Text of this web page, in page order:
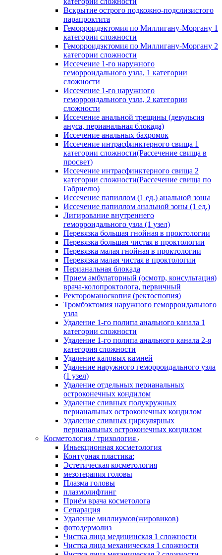
Вскрытие острого подкожно-подслизистого
парапроктита
Геморроидэктомия по Миллигану-Моргану 1
категории сложности
Геморроидэктомия по Миллигану-Моргану 2
категории сложности
Иссечение 1-го наружного
геморроидального узла, 1 категории
сложности
Иссечение 1-го наружного
геморроидального узла, 2 категории
сложности
Иссечение анальной трещины (девульсия
ануса, перианальная блокада)
Иссечение анальных бахромок
Иссечение интрасфинктерного свища 1
категории сложности(Рассечение свища в
просвет)
Иссечение интрасфинктерного свища 2
категории сложности(Рассечение свища по
Габриелю)
Иссечение папиллом (1 ед.) анальной зоны
Иссечение папиллом анальной зоны (1 ед.)
Лигирование внутреннего
геморроидального узла (1 узел)
Перевязка большая гнойная в проктологии
Перевязка большая чистая в проктологии
Перевязка малая гнойная в проктологии
Перевязка малая чистая в проктологии
Перианальная блокада
Прием амбулаторный (осмотр, консультация)
врача-колопроктолога, первичный
Ректороманоскопия (ректоспопия)
Тромбэктомия наружного геморроидального
узла
Удаление 1-го полипа анального канала 1
категории сложности
Удаление 1-го полипа анального канала 2-я
категория сложности
Удаление каловых камней
Удаление наружного геморроидального узла
(1 узел)
Удаление отдельных перианальных
остроконечных кондилом
Удаление сливных полукружных
перианальных остроконечных кондилом
Удаление сливных циркулярных
перианальных остроконечных кондилом
Косметология / трихология
Иньекционная косметология
Контурная пластика:
Эстетическая косметология
мезотерапия головы
Плазма головы
плазмолифтинг
Приём врача косметолога
Сепарация
Удаление миллиумов(жировиков)
фотодермолиз
Чистка лица медицинская 1 сложности
Чистка лица механическая 1 сложности